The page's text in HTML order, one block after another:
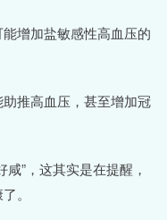
增加盐敏感性高血压的
推高血压，甚至增加冠
”，这其实是在提醒，
。